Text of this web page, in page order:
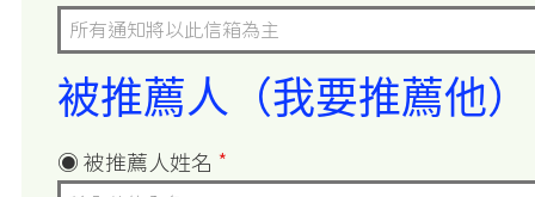
被推薦人（我要推薦他）
◉ 被推薦人姓名 *